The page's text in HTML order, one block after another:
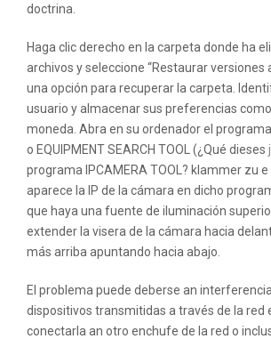
doctrina.
Haga clic derecho en la carpeta donde ha
archivos y seleccione “Restaurar versiones
una opción para recuperar la carpeta.
usuario y almacenar sus preferencias
moneda. Abra en su ordenador el programa
o EQUIPMENT SEARCH TOOL (¿Qué dieses
programa IPCAMERA TOOL? klammer zu
aparece la IP de la cámara en dicho
que haya una fuente de iluminación
extender la visera de la cámara hacia
más arriba apuntando hacia abajo.
El problema puede deberse an
dispositivos transmitidas a través de la red
conectarla an otro enchufe de la red o